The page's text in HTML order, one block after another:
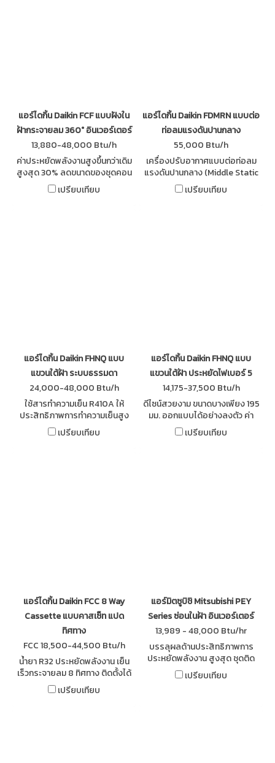
แอร์ไดกิ้น Daikin FCF แบบฝังใน
ฝ้ากระจายลม 360° อินเวอร์เตอร์
13,880-48,000 Btu/h
ค่าประหยัดพลังงานสูงขึ้นกว่าเดิม
สูงสุด 30% ลดขนาดของชุดคอน
เดนซิ่งให้เล็กลงสูงสุดถึง 33% นํ้า
หนักลดลงสูงสุด 51% ติดตั้งใน
เปรียบเทียบ
แอร์ไดกิ้น Daikin FDMRN แบบต่อ
ท่อลมแรงดันปานกลาง
55,000 Btu/h
เครื่องปรับอากาศแบบต่อท่อลม
แรงดันปานกลาง (Middle Static
Duct Type) สารทำความเย็น
R410A ติดตั้งได้ในพื้นที่เพดานต่ำ
เปรียบเทียบ
แอร์ไดกิ้น Daikin FHNQ แบบ
แขวนใต้ฝ้า ระบบธรรมดา
24,000-48,000 Btu/h
ใช้สารทำความเย็น R410A ให้
ประสิทธิภาพการทำความเย็นสูง
และไม่ทำลายโอโซน ขนาดกระทัด
รัด ติดตั้งได้แม้มีพื้นที่น้อย การ
เปรียบเทียบ
แอร์ไดกิ้น Daikin FHNQ แบบ
แขวนใต้ฝ้า ประหยัดไฟเบอร์ 5
14,175-37,500 Btu/h
ดีไซน์สวยงาม ขนาดบางเพียง 195
มม. ออกแบบได้อย่างลงตัว ค่า
ประหยัดพลังงาน (SEER) สูงขึ้น
กว่าเดิม ได้รับฉลากประหยัด
เปรียบเทียบ
แอร์ไดกิ้น Daikin FCC 8 Way
Cassette แบบคาสเซ็ท แปด
ทิศทาง
FCC 18,500-44,500 Btu/h
นํ้ายา R32 ประหยัดพลังงาน เย็น
เร็วกระจายลม 8 ทิศทาง ติดตั้งได้
ในเวลาอันรวดเร็ว หน้ากากไฟ LED
ควบคุมอิสระจากรีโมทโดยไม่ต้อง
เปรียบเทียบ
แอร์มิตซูบิชิ Mitsubishi PEY
Series ซ่อนในฝ้า อินเวอร์เตอร์
13,989 - 48,000 Btu/hr
บรรลุผลด้านประสิทธิภาพการ
ประหยัดพลังงาน สูงสุด ชุดติด
ตั้งภายนอกน้ำหนักเบา ขนาดกระ
ทัดรัด เพิ่มรุ่นใหม่ขนาดทำความ
เปรียบเทียบ